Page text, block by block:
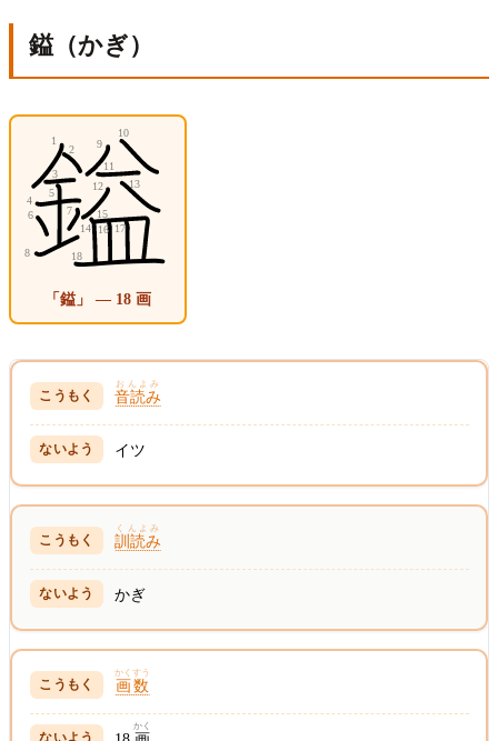
鎰（かぎ）
「鎰」 — 18 画
音読み
おんよみ
イツ
訓読み
くんよみ
かぎ
画数
かくすう
かく